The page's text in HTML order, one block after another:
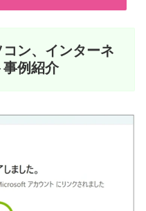
ン、インターネ
事例紹介